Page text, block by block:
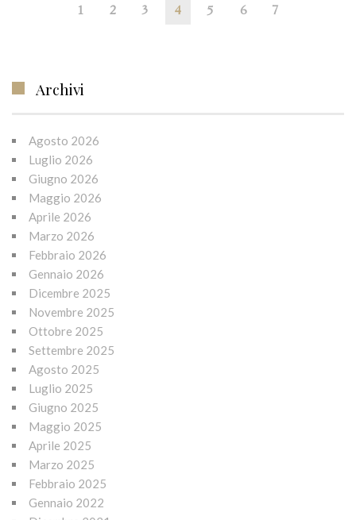
1 2 3 4 5 6 7
Archivi
Agosto 2026
Luglio 2026
Giugno 2026
Maggio 2026
Aprile 2026
Marzo 2026
Febbraio 2026
Gennaio 2026
Dicembre 2025
Novembre 2025
Ottobre 2025
Settembre 2025
Agosto 2025
Luglio 2025
Giugno 2025
Maggio 2025
Aprile 2025
Marzo 2025
Febbraio 2025
Gennaio 2022